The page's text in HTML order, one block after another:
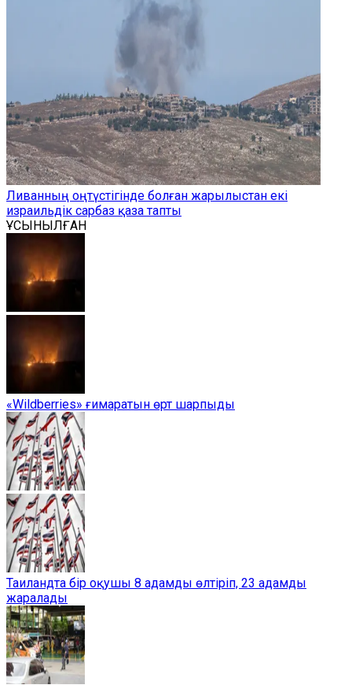
Ливанның оңтүстігінде болған жарылыстан екі
израильдік сарбаз қаза тапты
ҰСЫНЫЛҒАН
«Wildberries» ғимаратын өрт шарпыды
Таиландта бір оқушы 8 адамды өлтіріп, 23 адамды
жаралады